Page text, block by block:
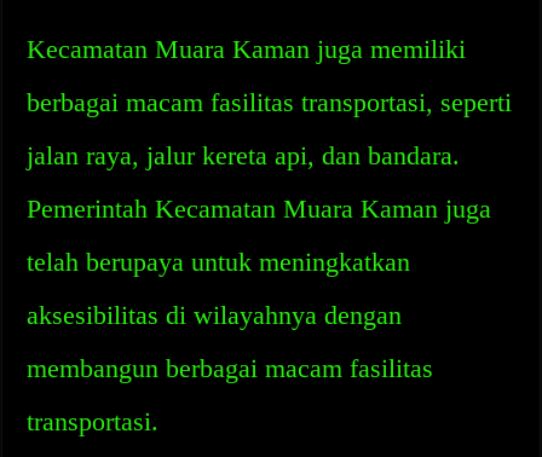
Kecamatan Muara Kaman juga memiliki
berbagai macam fasilitas transportasi, seperti
jalan raya, jalur kereta api, dan bandara.
Pemerintah Kecamatan Muara Kaman juga
telah berupaya untuk meningkatkan
aksesibilitas di wilayahnya dengan
membangun berbagai macam fasilitas
transportasi.